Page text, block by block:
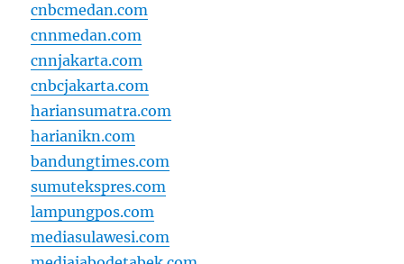
cnbcmedan.com
cnnmedan.com
cnnjakarta.com
cnbcjakarta.com
hariansumatra.com
harianikn.com
bandungtimes.com
sumutekspres.com
lampungpos.com
mediasulawesi.com